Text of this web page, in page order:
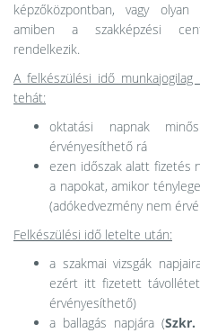
képzőközpontban, vagy
amiben a szakképzési
rendelkezik.
A felkészülési idő
tehát:
oktatási napnak
érvényesíthető rá
ezen időszak alatt fizetés
a napokat, amikor
(adókedvezmény nem
Felkészülési idő letelte után:
a szakmai vizsgák
ezért itt fizetett távollétet
érvényesíthető)
a ballagás napjára (